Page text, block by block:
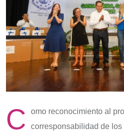
C
omo reconocimiento al
corresponsabilidad de